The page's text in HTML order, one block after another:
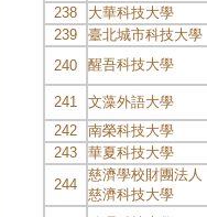
238
大華科技大學
239
臺北城市科技大學
240
醒吾科技大學
241 文藻外語大學
242
南榮科技大學
243
華夏科技大學
244
慈濟學校財團法人
慈濟科技大學